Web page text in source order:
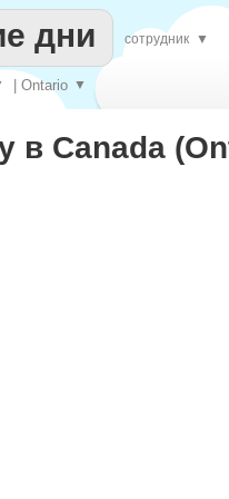
| Ontario ▼
дни сотрудник ▼
в Canada